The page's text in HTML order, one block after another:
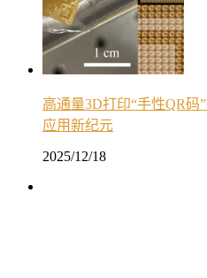
高通量3D打印“手性QR码
应用新纪元
2025/12/18